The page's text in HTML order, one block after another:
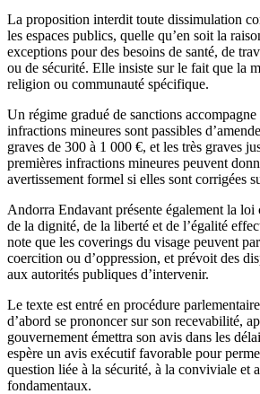
La proposition interdit toute dissimulation
les espaces publics, quelle qu’en soit la
exceptions pour des besoins de santé, de
ou de sécurité. Elle insiste sur le fait que la
religion ou communauté spécifique.
Un régime gradué de sanctions accompagne
infractions mineures sont passibles
graves de 300 à 1 000 €, et les très graves
premières infractions mineures peuvent
avertissement formel si elles sont corrigées
Andorra Endavant présente également la loi
de la dignité, de la liberté et de l’égalité
note que les coverings du visage peuvent
coercition ou d’oppression, et prévoit des
aux autorités publiques d’intervenir.
Le texte est entré en procédure
d’abord se prononcer sur son recevabilité,
gouvernement émettra son avis dans les
espère un avis exécutif favorable pour
question liée à la sécurité, à la conviviale et
fondamentaux.